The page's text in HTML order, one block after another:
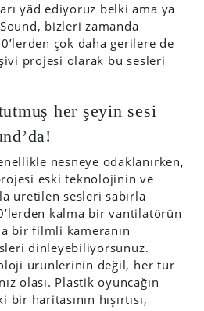
yâd ediyoruz belki ama ya
bizleri zamanda
çok daha gerilere de
projesi olarak bu sesleri
her şeyin sesi
nesneye odaklanırken,
eski teknolojinin ve
üretilen sesleri sabırla
kalma bir vantilatörün
bir filmli kameranın
dinleyebiliyorsunuz.
ürünlerinin değil, her tür
olası. Plastik oyuncağın
haritasının hışırtısı,